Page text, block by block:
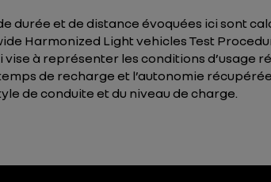
durée et de distance évoquées ici sont
Harmonized Light vehicles Test
vise à représenter les conditions d’usage
de recharge et l’autonomie
de conduite et du niveau de charge.